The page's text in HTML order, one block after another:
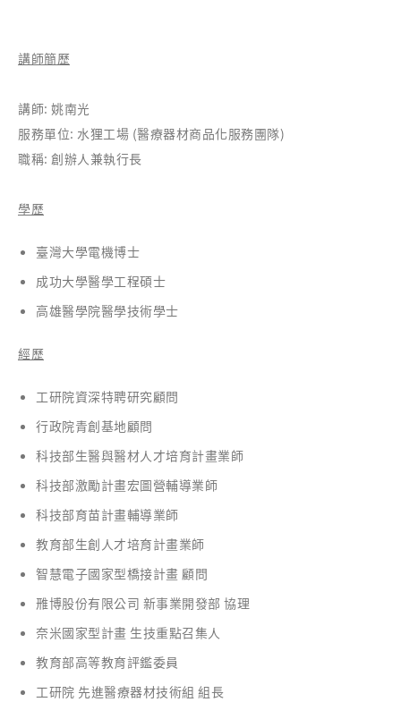
講師簡歷
講師: 姚南光
服務單位: 水狸工場 (醫療器材商品化服務團隊)
職稱: 創辦人兼執行長
學歷
臺灣大學電機博士
成功大學醫學工程碩士
高雄醫學院醫學技術學士
經歷
工研院資深特聘研究顧問
行政院青創基地顧問
科技部生醫與醫材人才培育計畫業師
科技部激勵計畫宏圖營輔導業師
科技部育苗計畫輔導業師
教育部生創人才培育計畫業師
智慧電子國家型橋接計畫 顧問
雃博股份有限公司 新事業開發部 協理
奈米國家型計畫 生技重點召集人
教育部高等教育評鑑委員
工研院 先進醫療器材技術組 組長